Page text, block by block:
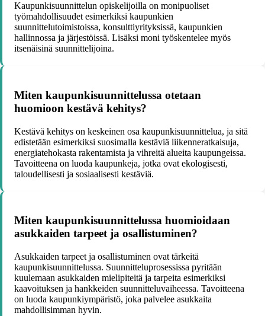
Kaupunkisuunnittelun opiskelijoilla on monipuoliset
työmahdollisuudet esimerkiksi kaupunkien
suunnittelutoimistoissa, konsulttiyrityksissä, kaupunkien
hallinnossa ja järjestöissä. Lisäksi moni työskentelee myös
itsenäisinä suunnittelijoina.
Miten kaupunkisuunnittelussa otetaan
huomioon kestävä kehitys?
Kestävä kehitys on keskeinen osa kaupunkisuunnittelua, ja sitä
edistetään esimerkiksi suosimalla kestäviä liikenneratkaisuja,
energiatehokasta rakentamista ja vihreitä alueita kaupungeissa.
Tavoitteena on luoda kaupunkeja, jotka ovat ekologisesti,
taloudellisesti ja sosiaalisesti kestäviä.
Miten kaupunkisuunnittelussa huomioidaan
asukkaiden tarpeet ja osallistuminen?
Asukkaiden tarpeet ja osallistuminen ovat tärkeitä
kaupunkisuunnittelussa. Suunnitteluprosessissa pyritään
kuulemaan asukkaiden mielipiteitä ja tarpeita esimerkiksi
kaavoituksen ja hankkeiden suunnitteluvaiheessa. Tavoitteena
on luoda kaupunkiympäristö, joka palvelee asukkaita
mahdollisimman hyvin.